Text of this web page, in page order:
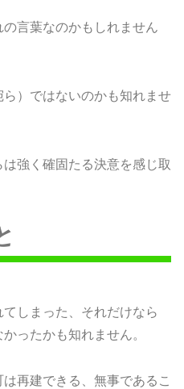
言葉なのかもしれません
）ではないのかも知れませ
強く確固たる決意を感じ取
しまった、それだけなら
ったかも知れません。
再建できる、無事であるこ